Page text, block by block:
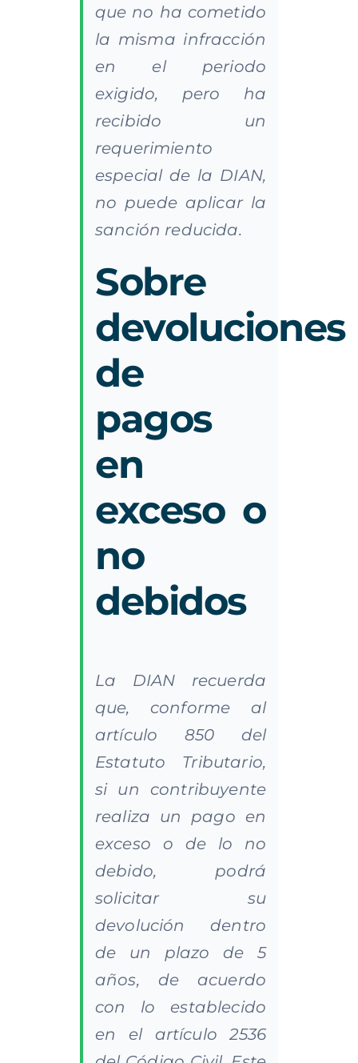
que no ha cometido
la misma infracción
en el periodo
exigido, pero ha
recibido un
requerimiento
especial de la DIAN,
no puede aplicar la
sanción reducida.
Sobre
devoluciones
de
pagos
en
exceso o
no
debidos
La DIAN recuerda
que, conforme al
artículo 850 del
Estatuto Tributario,
si un contribuyente
realiza un pago en
exceso o de lo no
debido, podrá
solicitar su
devolución dentro
de un plazo de 5
años, de acuerdo
con lo establecido
en el artículo 2536